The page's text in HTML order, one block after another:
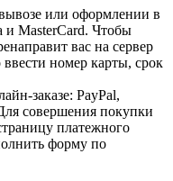
или оформлении в
и MasterCard. Чтобы
вас на сервер
номер карты, срок
заказе: PayPal,
совершения покупки
платежного
форму по